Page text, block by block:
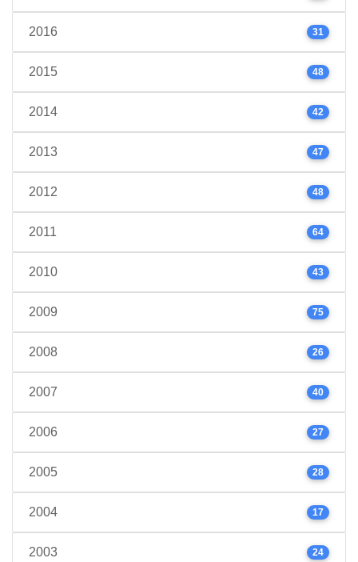
2016 31
2015 48
2014 42
2013 47
2012 48
2011 64
2010 43
2009 75
2008 26
2007 40
2006 27
2005 28
2004 17
2003 24